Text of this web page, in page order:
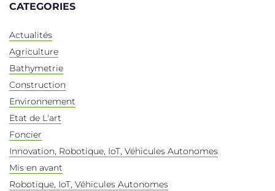
CATEGORIES
Actualités
Agriculture
Bathymetrie
Construction
Environnement
Etat de L'art
Foncier
Innovation, Robotique, IoT, Véhicules Autonomes
Mis en avant
Robotique, IoT, Véhicules Autonomes